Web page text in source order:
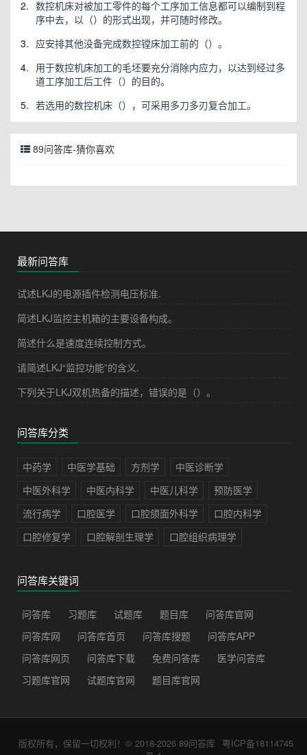
2. 数控机床对被加工零件的每个工序加工信息都可以编制到程
序中去，以（）的形式出现，并可随时修改。
3. 应安排其他没备完成数控镗床加工前的（）。
4. 用于数控机床加工的毛坯要充分消除内应力，以达到经过多
道工序加工后工件（）的目的。
5. 若选用的数控机床（），可采用多刀多刃复合加工。
89问答库-猜你喜欢
最新问答库
试述LKJ的电源插件检测电压标准.
简述LKJ监控主机箱的主要设备构成。
简述什么是速度连续控制方式。
请简述LKJ“监控功能”的含义.
下列关于LKJ双机热备的描述，错误的是（）。
问答库分类
中药学 中医学基础 方剂学
中医诊断学
中医外科学
中医内科学 中医儿科学
预防医学
流行病学
口腔医学 口腔颌面外科学
口腔内科学
口腔修复学
口腔解剖生理学 口腔组织病理学
问答库关键词
问答库 习题库 试题库 题目库
问答库官网
问答库网
问答库首页 问答库搜题
问答库APP
问答库网页
问答库下载 免费问答库
医学问答库
习题库官网
试题库官网 题目库官网
版权所有，保留一切权利！© 2018-2026 89问答库
粤ICP备18114745